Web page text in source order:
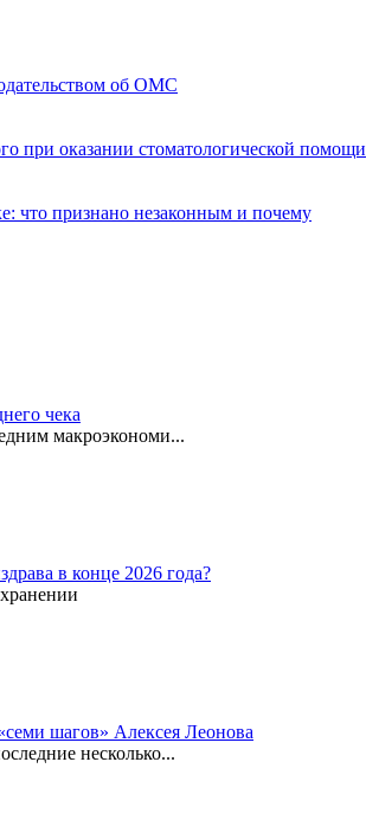
об ОМС
при оказании стоматологической помощи
что признано незаконным и почему
чека
макроэкономи...
в конце 2026 года?
шагов» Алексея Леонова
несколько...